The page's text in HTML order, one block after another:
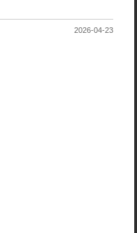
2026-04-23